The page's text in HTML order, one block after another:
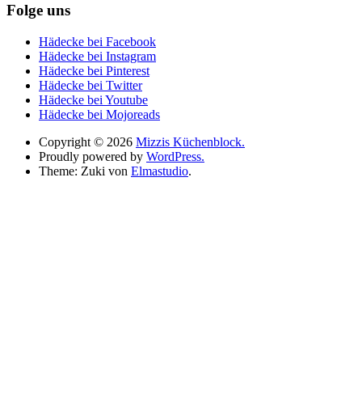
Folge uns
Hädecke bei Facebook
Hädecke bei Instagram
Hädecke bei Pinterest
Hädecke bei Twitter
Hädecke bei Youtube
Hädecke bei Mojoreads
Copyright © 2026 Mizzis Küchenblock.
Proudly powered by WordPress.
Theme: Zuki von Elmastudio.